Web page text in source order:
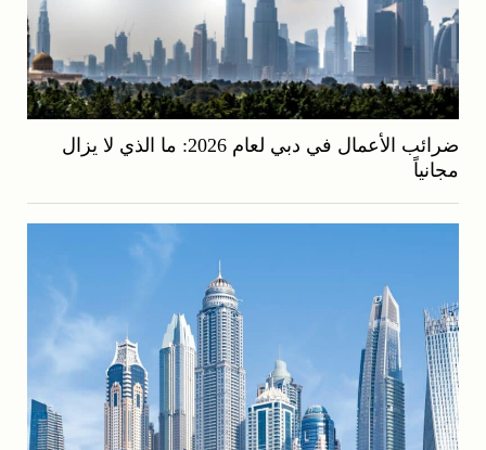
ضرائب الأعمال في دبي لعام 2026: ما الذي لا يزال
مجانياً